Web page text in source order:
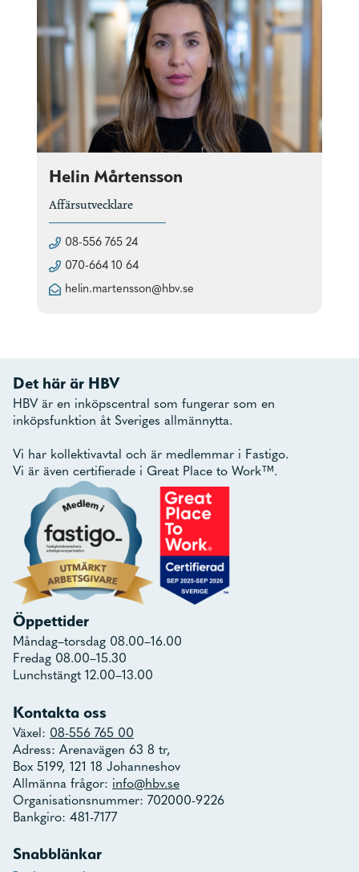
Helin Mårtensson
Affärsutvecklare
08-556 765 24
070-664 10 64
helin.martensson@hbv.se
Det här är HBV
HBV är en inköpscentral som fungerar som en
inköpsfunktion åt Sveriges allmännytta.
Vi har kollektivavtal och är medlemmar i Fastigo.
Vi är även certifierade i Great Place to Work™.
Öppettider
Måndag–torsdag 08.00–16.00
Fredag 08.00–15.30
Lunchstängt 12.00–13.00
Kontakta oss
Växel: 08-556 765 00
Adress: Arenavägen 63 8 tr,
Box 5199, 121 18 Johanneshov
Allmänna frågor: info@hbv.se
Organisationsnummer: 702000-9226
Bankgiro: 481-7177
Snabblänkar